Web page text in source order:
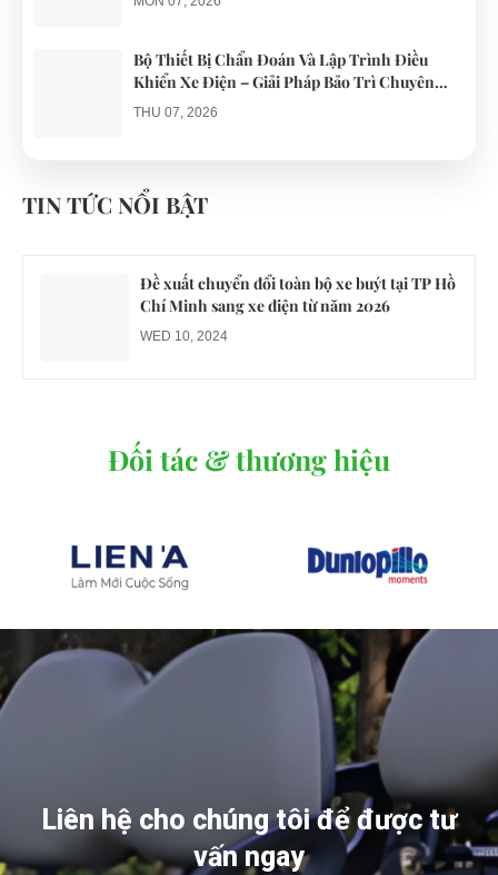
Bộ Thiết Bị Chẩn Đoán Và Lập Trình Điều
Khiển Xe Điện – Giải Pháp Bảo Trì Chuyên
Nghiệp
THU 07, 2026
gổ khi đón du khách ở Quy Nhơn
TIN TỨC NỔI BẬT
Đề xuất chuyển đổi toàn bộ xe buýt tại TP Hồ
Chí Minh sang xe điện từ năm 2026
WED 10, 2024
Đối tác & thương hiệu
Liên hệ cho chúng tôi để được tư
vấn ngay